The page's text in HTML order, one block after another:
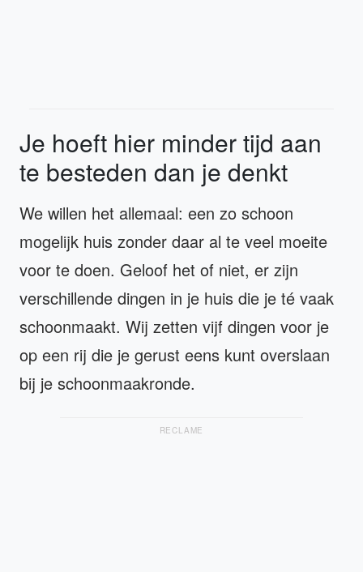
Je hoeft hier minder tijd aan
te besteden dan je denkt
We willen het allemaal: een zo schoon
mogelijk huis zonder daar al te veel moeite
voor te doen. Geloof het of niet, er zijn
verschillende dingen in je huis die je té vaak
schoonmaakt. Wij zetten vijf dingen voor je
op een rij die je gerust eens kunt overslaan
bij je schoonmaakronde.
RECLAME